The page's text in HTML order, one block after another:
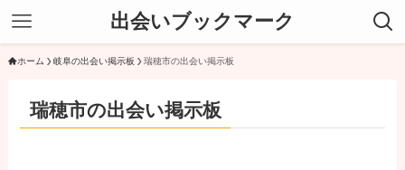
出会いブックマーク
ホーム 岐阜の出会い掲示板 瑞穂市の出会い掲示板
瑞穂市の出会い掲示板